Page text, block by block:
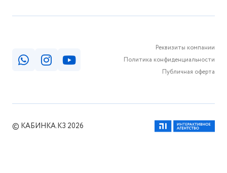
Реквизиты компании
Политика конфиденциальности
Публичная оферта
© КАБИНКА.КЗ 2026